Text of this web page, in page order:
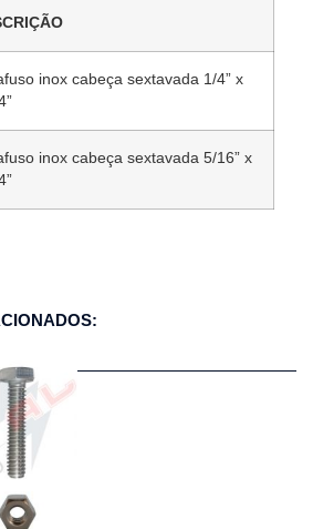
inox cabeça sextavada 1/4” x
inox cabeça sextavada 5/16” x